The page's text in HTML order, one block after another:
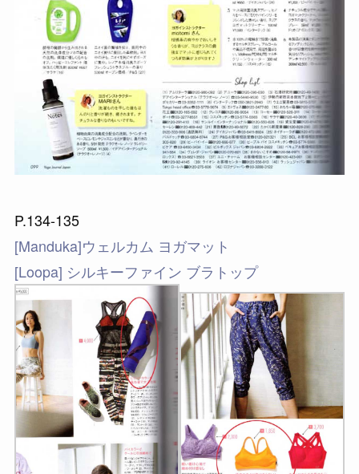
P.134-135
[Manduka]ウェルカム ヨガマット
[Loopa] シルキーファイン ブラトップ